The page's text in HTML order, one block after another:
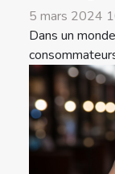
5 mars 2024
Dans un